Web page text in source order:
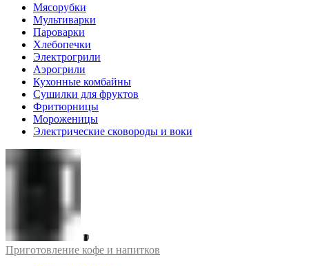
Мясорубки
Мультиварки
Пароварки
Хлебопечки
Электрогрили
Аэрогрили
Кухонные комбайны
Сушилки для фруктов
Фритюрницы
Мороженицы
Электрические сковороды и воки
Приготовление кофе и напитков